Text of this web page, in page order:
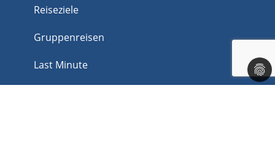
Reiseziele
Gruppenreisen
Last Minute